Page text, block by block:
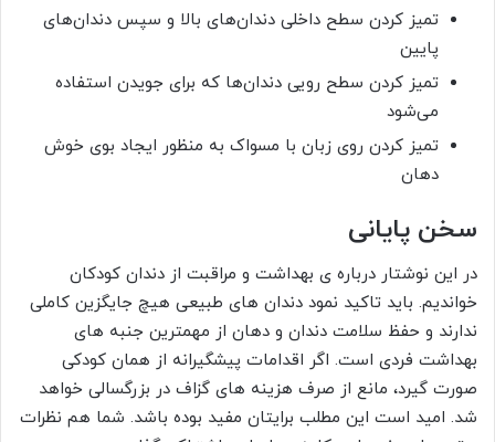
تمیز کردن سطح داخلی دندان‌های بالا و سپس دندان‌های
پایین
تمیز کردن سطح رویی دندان‌ها که برای جویدن استفاده
می‌شود
تمیز کردن روی زبان با مسواک به منظور ایجاد بوی خوش
دهان
سخن پایانی
در این نوشتار درباره ی بهداشت و مراقبت از دندان کودکان
خواندیم. باید تاکید نمود دندان های طبیعی هیچ جایگزین کاملی
ندارند و حفظ سلامت دندان و دهان از مهمترین جنبه های
بهداشت فردی است. اگر اقدامات پیشگیرانه از همان کودکی
صورت گیرد، مانع از صرف هزینه های گزاف در بزرگسالی خواهد
شد. امید است این مطلب برایتان مفید بوده باشد. شما هم نظرات